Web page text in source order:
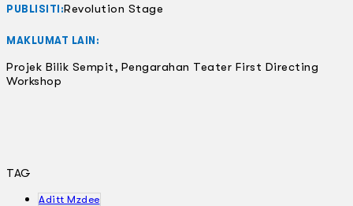
PUBLISITI:Revolution Stage
MAKLUMAT LAIN:
Projek Bilik Sempit, Pengarahan Teater First Directing
Workshop
TAG
Aditt Mzdee